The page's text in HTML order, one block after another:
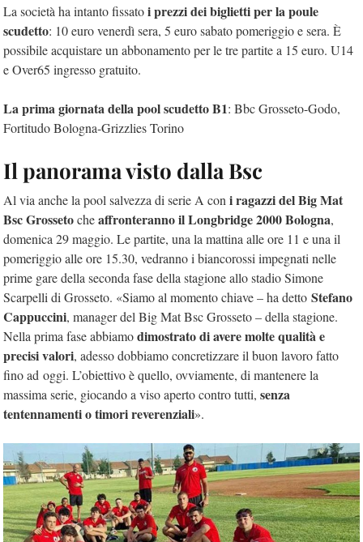
La società ha intanto fissatoi prezzi dei biglietti per la poule
scudetto: 10 euro venerdì sera, 5 euro sabato pomeriggio e sera. È
possibile acquistare un abbonamento per le tre partite a 15 euro. U14
e Over65 ingresso gratuito.
La prima giornata della pool scudetto B1: Bbc Grosseto-Godo,
Fortitudo Bologna-Grizzlies Torino
Il panorama visto dalla Bsc
Al via anche la pool salvezza di serie A con i ragazzi del Big Mat
Bsc Grossetocheaffronteranno il Longbridge 2000 Bologna,
domenica 29 maggio. Le partite, una la mattina alle ore 11 e una il
pomeriggio alle ore 15.30, vedranno i biancorossi impegnati nelle
prime gare della seconda fase della stagione allo stadio Simone
Scarpelli di Grosseto. «Siamo al momento chiave – ha detto Stefano
Cappuccini, manager del Big Mat Bsc Grosseto – della stagione.
Nella prima fase abbiamodimostrato di avere molte qualità e
precisi valori, adesso dobbiamo concretizzare il buon lavoro fatto
fino ad oggi. L’obiettivo è quello, ovviamente, di mantenere la
massima serie, giocando a viso aperto contro tutti, senza
tentennamentio timori reverenziali».